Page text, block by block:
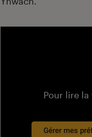
Pour lire
Gérer mes